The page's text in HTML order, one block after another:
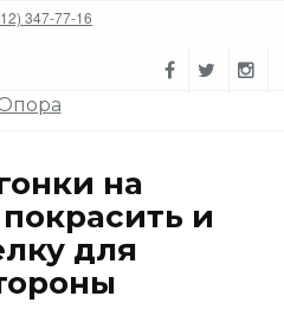
347-77-16
на
и
для